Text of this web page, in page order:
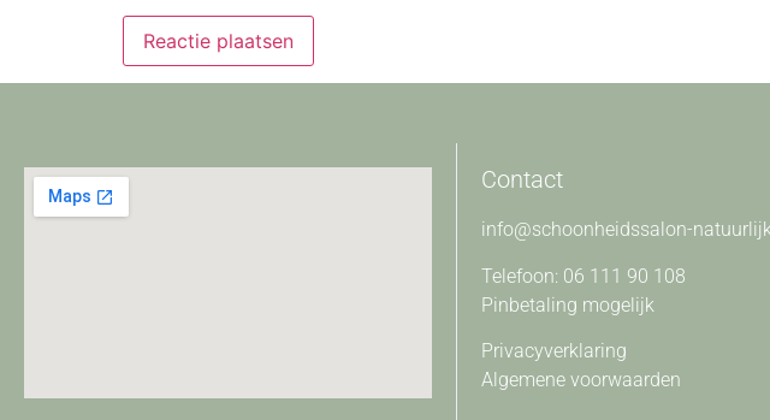
Contact
info@schoonheidssalon-
Telefoon: 06 111 90 108
Pinbetaling mogelijk
Privacyverklaring
Algemene voorwaarden